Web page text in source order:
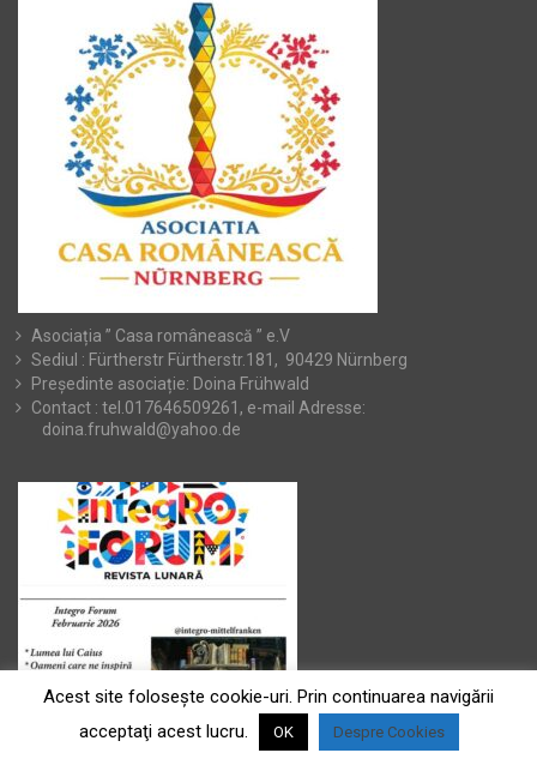
Asociația ” Casa românească ” e.V
Sediul : Fürtherstr Fürtherstr.181, 90429 Nürnberg
Președinte asociație: Doina Frühwald
Contact : tel.017646509261, e-mail Adresse:
doina.fruhwald@yahoo.de
Acest site foloseşte cookie-uri. Prin continuarea navigării
acceptaţi acest lucru.
OK Despre Cookies